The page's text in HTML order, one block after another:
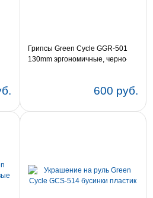
Грипсы Green Cycle GGR-501
130mm эргономичные, черно-
600 руб.